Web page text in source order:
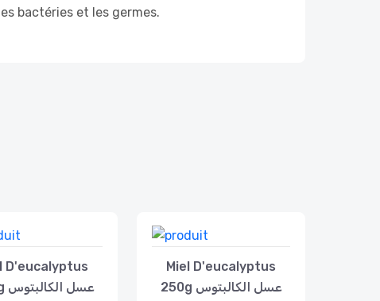
bactéries et les germes.
D'eucalyptus
500g عسل الكالبتوس
Miel D'eucalyptus
250g عسل الكالبتوس